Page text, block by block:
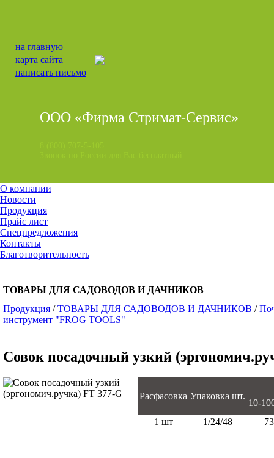
на главную
карта сайта
написать письмо
ООО «Фирма Стримат-Сервис»
О компании
Новости
Продукция
Прайс лист
Спецпредложения
Контакты
Благотворительность
ТОВАРЫ ДЛЯ САДОВОДОВ И ДАЧНИКОВ
Продукция /ТОВАРЫ ДЛЯ САДОВОДОВ И ДАЧНИКОВ /
инструмент "FROG TOOLS"
Совок посадочный узкий
Расфасовка Упаковка шт.
10-
1 шт
1/24/48